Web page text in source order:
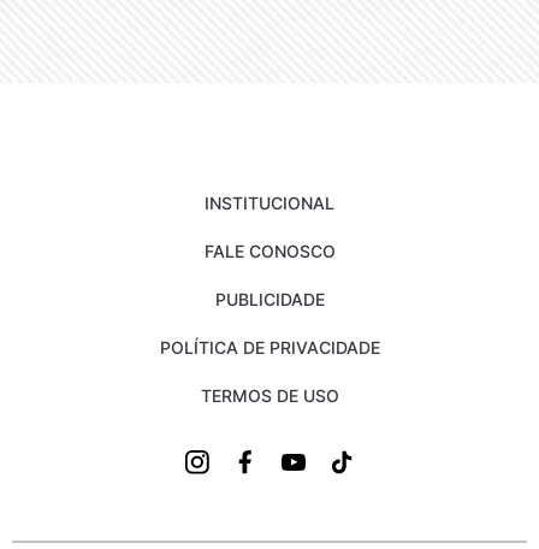
INSTITUCIONAL
FALE CONOSCO
PUBLICIDADE
POLÍTICA DE PRIVACIDADE
TERMOS DE USO